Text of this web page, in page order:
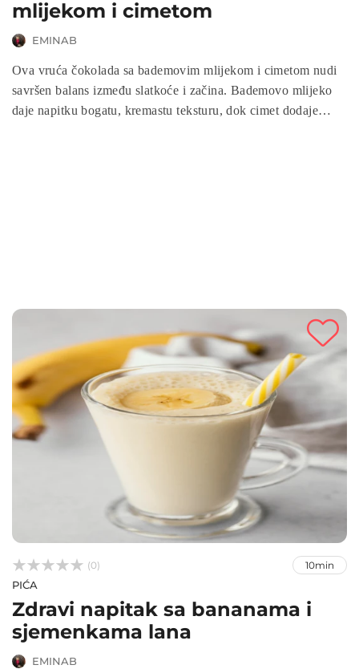
mlijekom i cimetom
EMINAB
Ova vruća čokolada sa bademovim mlijekom i cimetom nudi
savršen balans između slatkoće i začina. Bademovo mlijeko
daje napitku bogatu, kremastu teksturu, dok cimet dodaje


 (0) 10min
PIĆA
Zdravi napitak sa bananama i
sjemenkama lana
EMINAB